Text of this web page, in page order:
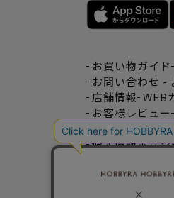
お買い物ガイド
お問い合わせ -
店舗情報 WEB
お客様レビュー
特定商取引法表
個人情報ポリシ
おトクな情報♪